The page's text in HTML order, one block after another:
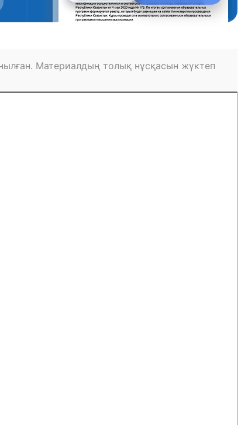
Материалдың толық нұсқасын жүктеп